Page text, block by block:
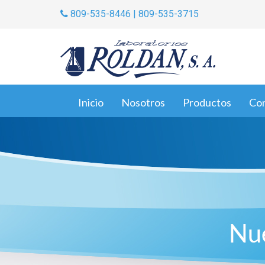
809-535-8446 | 809-535-3715
Inicio Nosotros Productos